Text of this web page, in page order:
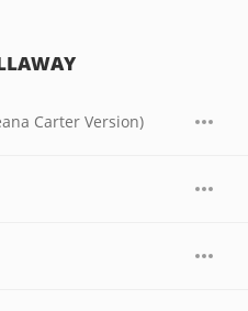
Carter Version)